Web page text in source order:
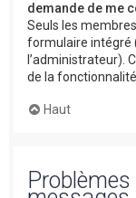
demande de me
Seuls les
formulaire intégré
l’administrateur).
de la
Haut